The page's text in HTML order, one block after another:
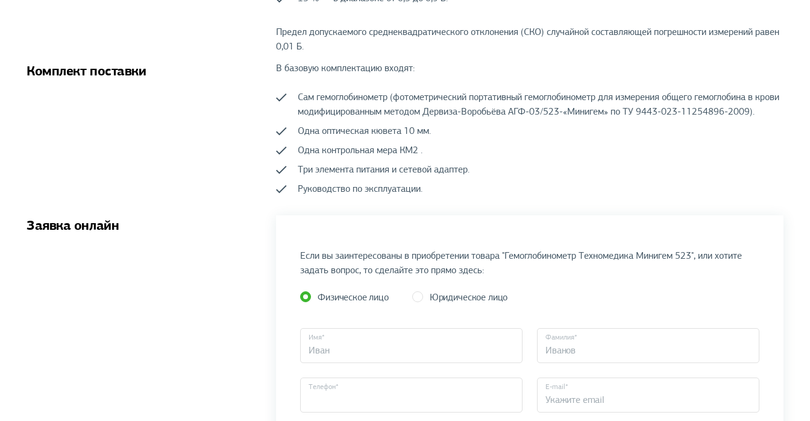
Предел допускаемого среднеквадратического отклонения (СКО) случайной составляющей погрешности измерений равен
0,01 Б.
Комплект поставки В базовую комплектацию входят:
Сам гемоглобинометр (фотометрический портативный гемоглобинометр для измерения общего гемоглобина в крови
модифицированным методом Дервиза-Воробьёва АГФ-03/523-«Минигем» по ТУ 9443-023-11254896-2009).
Одна оптическая кювета 10 мм.
Одна контрольная мера КМ2 .
Три элемента питания и сетевой адаптер.
Руководство по эксплуатации.
Заявка онлайн
Если вы заинтересованы в приобретении товара "Гемоглобинометр Техномедика Минигем 523", или хотите
задать вопрос, то сделайте это прямо здесь:
Физическое лицо Юридическое лицо
Имя* Фамилия*
Телефон* E-mail*